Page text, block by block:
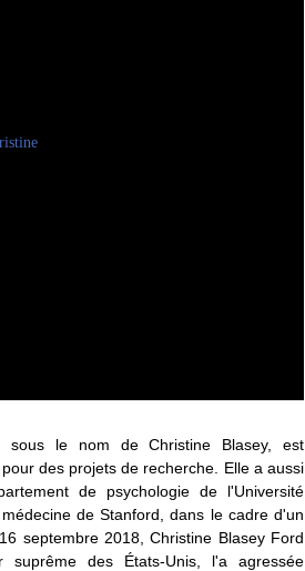
sous le nom de Christine Blasey, est
des projets de recherche. Elle a aussi
de psychologie de l'Université
de Stanford, dans le cadre d'un
septembre 2018, Christine Blasey Ford
suprême des États-Unis, l'a agressée